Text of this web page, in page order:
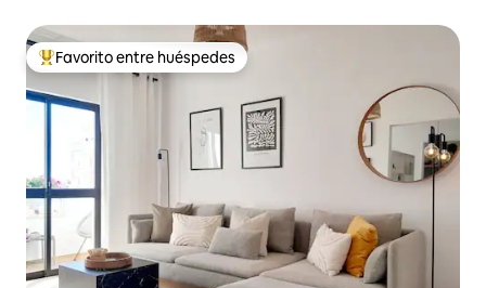
Favorito entre huéspedes preferido
Favorito entre huéspedes